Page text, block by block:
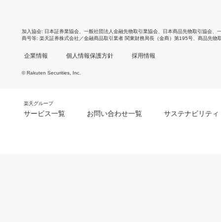
加入協会 日本証券業協会 一般社団法人金融先物取引業協会 日本商品先物取引協会
商号等 楽天証券株式会社／金融商品取引業者 関東財務局長（金商）第195号、商品先物
企業情報 個人情報保護方針 採用情報
© Rakuten Securities, Inc.
楽天グループ
サービス一覧 お問い合わせ一覧 サステナビリティ